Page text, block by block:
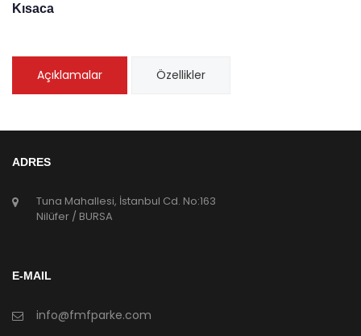
Kısaca
Açıklamalar Özellikler
ADRES
Tuna Mahallesi, İstanbul Cd. No:163
Nilüfer / BURSA
E-MAIL
info@fmfparke.com